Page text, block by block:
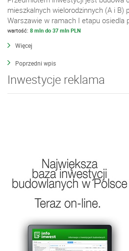
mieszkalnych wielorodzinnych (A i B)
Warszawie w ramach I etapu osiedla
wartość: 8 mln do 37 mln PLN
Więcej
Poprzedni wpis
Inwestycje reklama